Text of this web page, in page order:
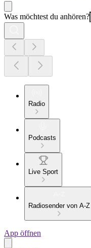
Was möchtest du anhören?
Radio
Podcasts
Live Sport
Radiosender von A-Z
App öffnen